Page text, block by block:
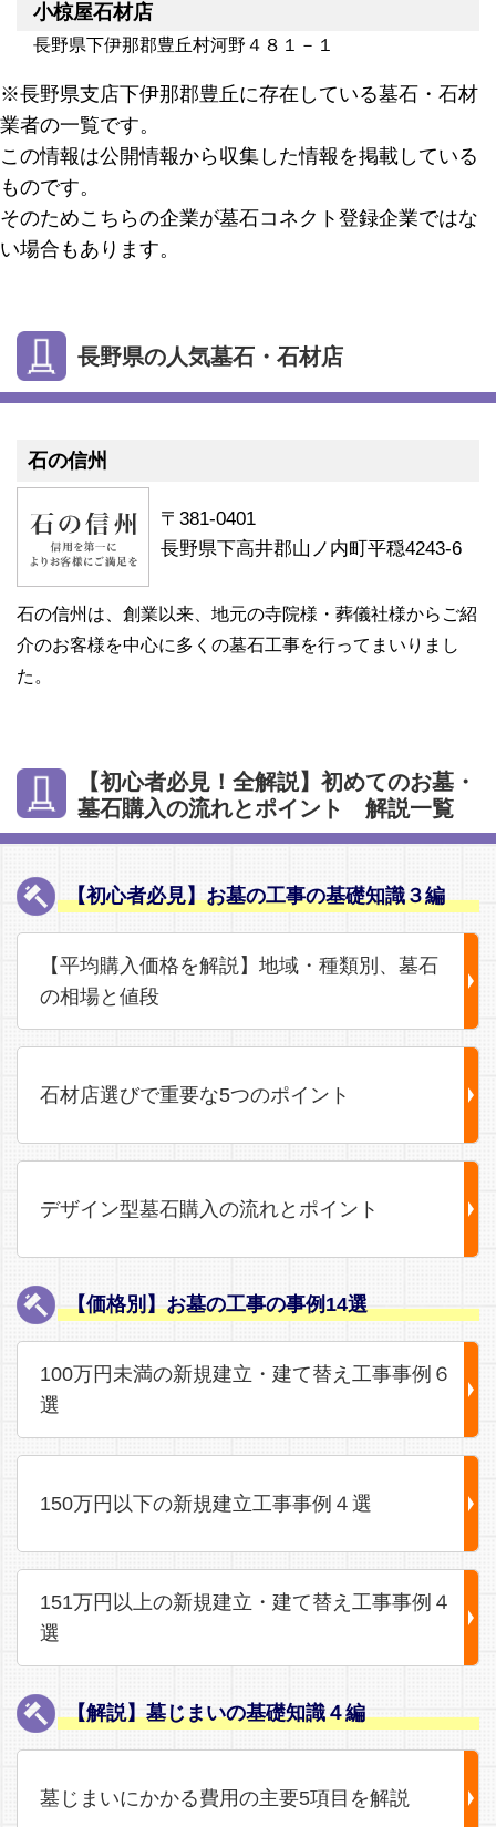
小椋屋石材店
長野県下伊那郡豊丘村河野４８１－１
※長野県支店下伊那郡豊丘に存在している墓石・石材
業者の一覧です。
この情報は公開情報から収集した情報を掲載している
ものです。
そのためこちらの企業が墓石コネクト登録企業ではな
い場合もあります。
長野県の人気墓石・石材店
石の信州
〒381-0401
長野県下高井郡山ノ内町平穏4243-6
石の信州は、創業以来、地元の寺院様・葬儀社様からご紹
介のお客様を中心に多くの墓石工事を行ってまいりまし
た。
【初心者必見！全解説】初めてのお墓・
墓石購入の流れとポイント 解説一覧
【初心者必見】お墓の工事の基礎知識３編
【平均購入価格を解説】地域・種類別、墓石
の相場と値段
石材店選びで重要な5つのポイント
デザイン型墓石購入の流れとポイント
【価格別】お墓の工事の事例14選
100万円未満の新規建立・建て替え工事事例６
選
150万円以下の新規建立工事事例４選
151万円以上の新規建立・建て替え工事事例４
選
【解説】墓じまいの基礎知識４編
墓じまいにかかる費用の主要5項目を解説